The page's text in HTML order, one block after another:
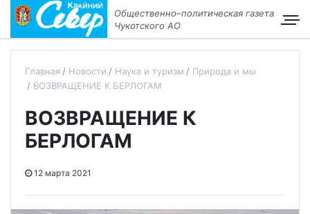
Общественно–политическая газета
Чукотского АО
Главная Новости Наука и туризм
Природа и мы
ВОЗВРАЩЕНИЕ К БЕРЛОГАМ
ВОЗВРАЩЕНИЕ К
БЕРЛОГАМ
12 марта 2021